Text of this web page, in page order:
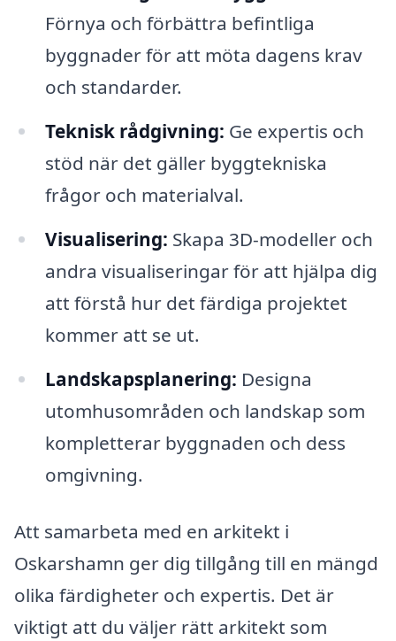
Förnya och förbättra befintliga
byggnader för att möta dagens krav
och standarder.
Teknisk rådgivning: Ge expertis och
stöd när det gäller byggtekniska
frågor och materialval.
Visualisering: Skapa 3D-modeller och
andra visualiseringar för att hjälpa dig
att förstå hur det färdiga projektet
kommer att se ut.
Landskapsplanering: Designa
utomhusområden och landskap som
kompletterar byggnaden och dess
omgivning.
Att samarbeta med en arkitekt i
Oskarshamn ger dig tillgång till en mängd
olika färdigheter och expertis. Det är
viktigt att du väljer rätt arkitekt som